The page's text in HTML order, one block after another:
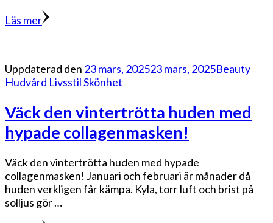
Läs mer
Uppdaterad den 23 mars, 202523 mars, 2025Beauty
Hudvård LivsstilSkönhet
Väck den vintertrötta huden med
hypade collagenmasken!
Väck den vintertrötta huden med hypade
collagenmasken! Januari och februari är månader då
huden verkligen får kämpa. Kyla, torr luft och brist på
solljus gör …